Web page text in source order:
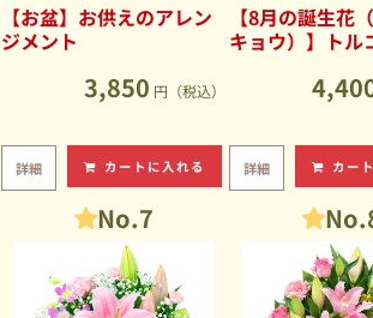
【お盆】お供えのアレン
ジメント
3,850 円（税込）
詳細 カートに入れる
【8月の誕生花
キョウ）】トル
詳細 カー
No.7